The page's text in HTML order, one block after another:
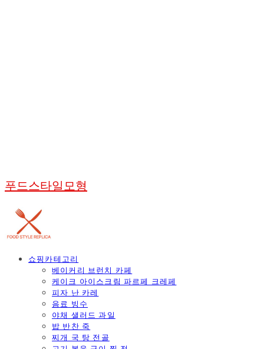
푸드스타일모형
쇼핑카테고리
베이커리 브런치 카페
케이크 아이스크림 파르페 크레페
피자 난 카레
음료 빙수
야채 샐러드 과일
밥 반찬 죽
찌개 국 탕 전골